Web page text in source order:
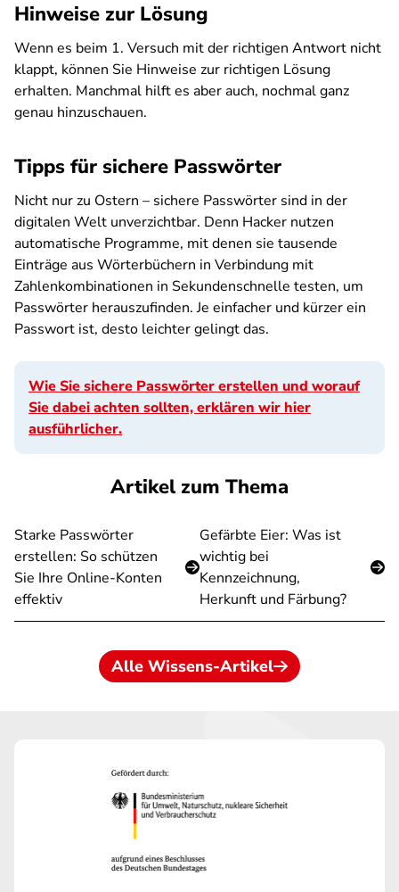
Hinweise zur Lösung
Wenn es beim 1. Versuch mit der richtigen Antwort nicht
klappt, können Sie Hinweise zur richtigen Lösung
erhalten. Manchmal hilft es aber auch, nochmal ganz
genau hinzuschauen.
Tipps für sichere Passwörter
Nicht nur zu Ostern – sichere Passwörter sind in der
digitalen Welt unverzichtbar. Denn Hacker nutzen
automatische Programme, mit denen sie tausende
Einträge aus Wörterbüchern in Verbindung mit
Zahlenkombinationen in Sekundenschnelle testen, um
Passwörter herauszufinden. Je einfacher und kürzer ein
Passwort ist, desto leichter gelingt das.
Wie Sie sichere Passwörter erstellen und worauf
Sie dabei achten sollten, erklären wir hier
ausführlicher.
Artikel zum Thema
Starke Passwörter
erstellen: So schützen
Sie Ihre Online-Konten
effektiv
Gefärbte Eier: Was ist
wichtig bei
Kennzeichnung,
Herkunft und Färbung?
Alle Wissens-Artikel